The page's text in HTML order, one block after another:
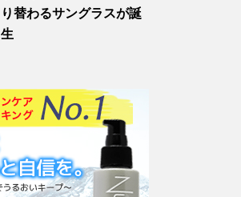
り替わるサングラスが誕
生